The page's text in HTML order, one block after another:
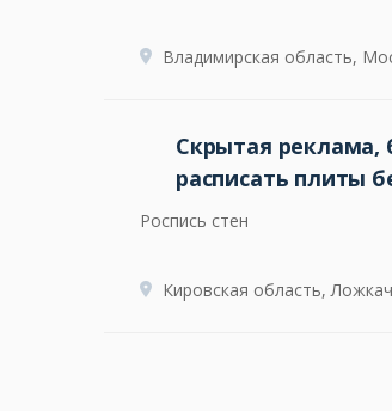
Владимирская область,
Скрытая реклама,
расписать плиты
Роспись стен
Кировская область,